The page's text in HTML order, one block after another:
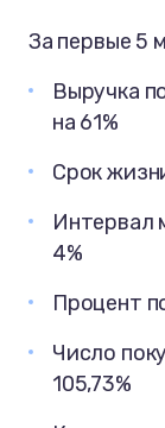
За первые 5
Выручка
на 61%
Срок
Интервал
4%
Процент
Число
105,73%